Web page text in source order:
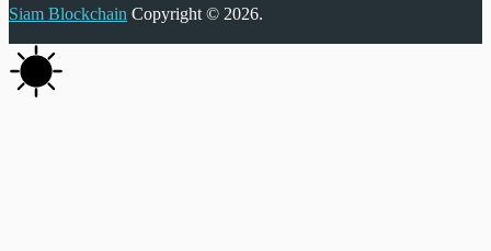
Siam Blockchain Copyright © 2026.